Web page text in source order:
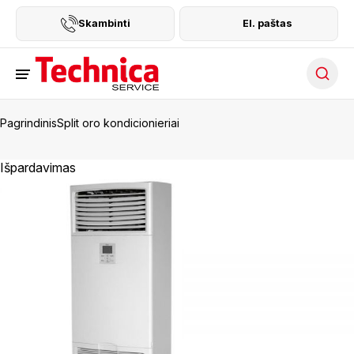
Skambinti El. paštas
PagrindinisSplit oro kondicionieriai
Išpardavimas